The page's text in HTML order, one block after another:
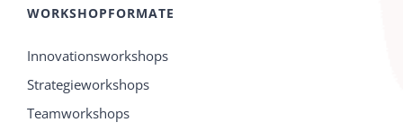
WORKSHOPFORMATE
Innovationsworkshops
Strategieworkshops
Teamworkshops